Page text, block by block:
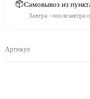
Артикул
Самовывоз из
Завтра - послезавтра